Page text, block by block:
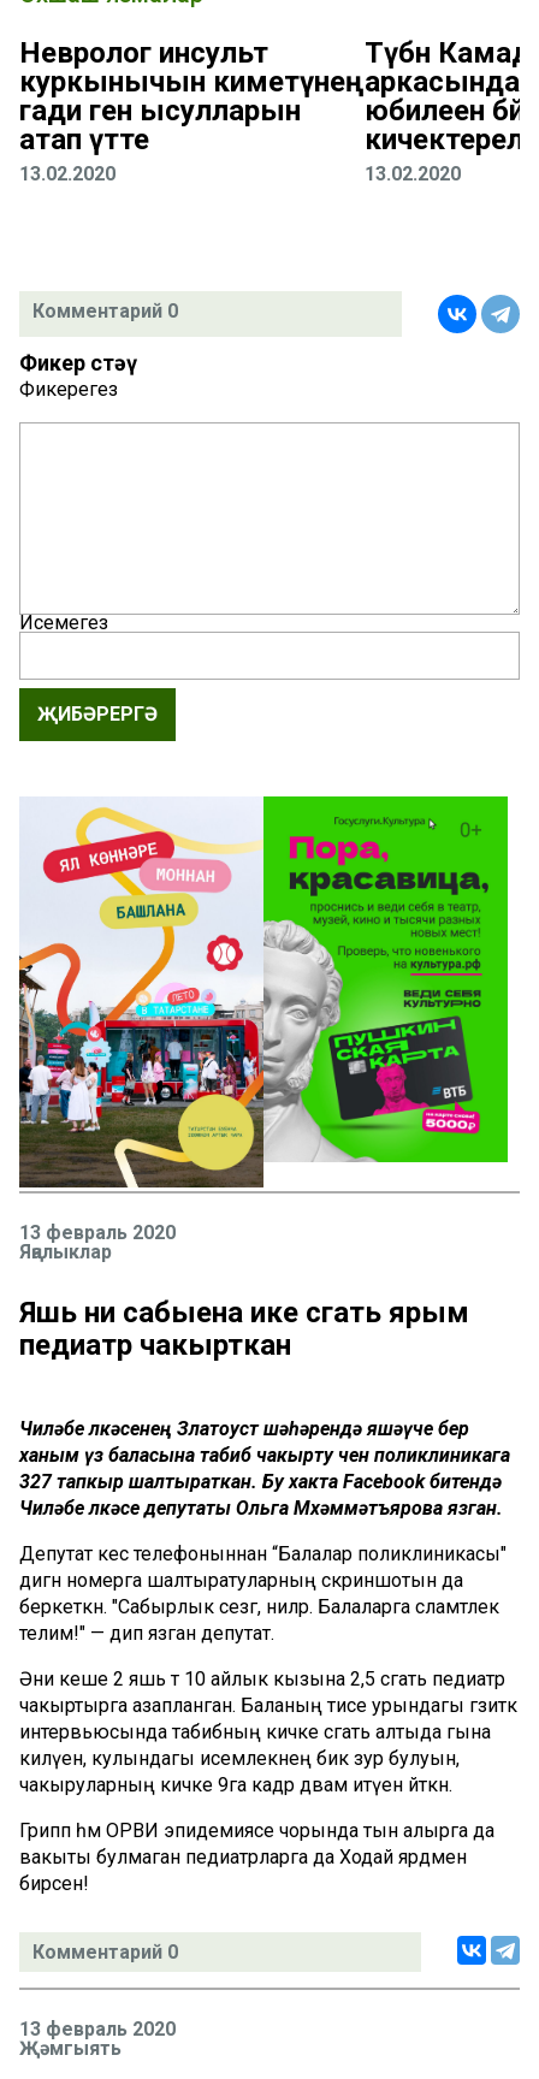
Невролог инсульт
куркынычын киметүнең
гади генә ысулларын
атап үтте
13.02.2020
Түбән
аркасында
юбилеен
13.02.2020
Комментарий 0
Фикер өстәү
Фикерегез
Исемегез
ҖИБӘРЕРГӘ
13 февраль 2020
Яңалыклар
Яшь әни сабыена ике сәгать ярым
педиатр чакырткан
Чиләбе өлкәсенең Златоуст шәһәрендә яшәүче бер
ханым үз баласына табиб чакырту өчен поликлиникага
327 тапкыр шалтыраткан. Бу хакта Facebook битендә
Чиләбе өлкәсе депутаты Ольга Мөхәммәтъярова язган.
Депутат кесә телефоныннан “Балалар поликлиникасы"
дигән номерга шалтыратуларның скриншотын да
беркеткән. "Сабырлык сезгә, әниләр. Балаларга сәламәтлек
телим!" — дип язган депутат.
Әни кеше 2 яшь тә 10 айлык кызына 2,5 сәгать педиатр
чакыртырга азапланган. Баланың әтисе урындагы гәзиткә
интервьюсында табибның кичке сәгать алтыда гына
килүен, кулындагы исемлекнең бик зур булуын,
чакыруларның кичке 9га кадәр дәвам итүен әйткән.
Грипп һәм ОРВИ эпидемиясе чорында тын алырга да
вакыты булмаган педиатрларга да Ходай ярдәмен
бирсен!
Комментарий 0
13 февраль 2020
Җәмгыять